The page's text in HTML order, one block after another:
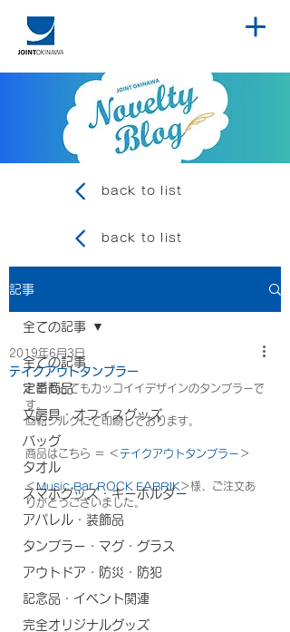
back to list
back to list
記事
全ての記事
定番商品
文房具・オフィスグッズ
バッグ
タオル
スマホグッズ・キーホルダー
アパレル・装飾品
タンブラー・マグ・グラス
アウトドア・防災・防犯
記念品・イベント関連
完全オリジナルグッズ
全ての記事
テイクアウトタンブラー
2019年6月3日
とてもとてもカッコイイデザインのタンブラーで
す。
回転シルクにて印刷しております。
商品はこちら ＝ ＜テイクアウトタンブラー ＞
＜ Music Bar ROCK FABRIK＞様、ご注文あ
りがとうございました。